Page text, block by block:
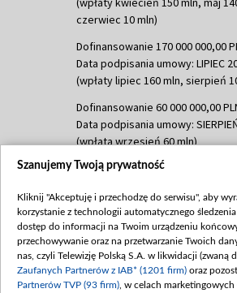
czerwiec 10 mln)
Dofinansowanie 170 000 000,00
Data podpisania umowy: LIPIEC
(wpłaty lipiec 160 mln, sierpień
Dofinansowanie 60 000 000,00
Data podpisania umowy:
(wpłata wrzesień 60 mln)
Dofinansowanie 635 783 051,21
(wpłata wrzesień 100 mln,
mln, listopad 265 mln)
Dofinansowanie 48 862 000,00
Data podpisania umowy:
(wpłata grudzień 60,548 mln)
Szanujemy Twoją prywatność
Kliknij "Akceptuję i przechodzę do serwisu", aby
korzystanie z technologii automatycznego
dostęp do informacji na Twoim urządzeniu
przechowywanie oraz na przetwarzanie Twoich
nas, czyli Telewizję Polską S.A. w likwidacji (zwaną
Zaufanych Partnerów z IAB* (1201 firm) oraz
Partnerów TVP (93 firm) , w celach